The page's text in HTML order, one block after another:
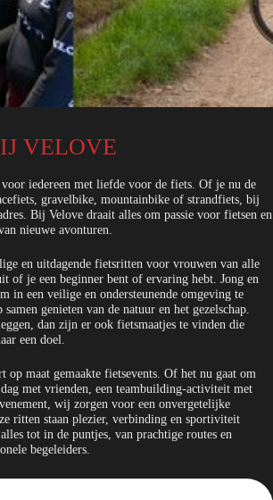
VELOVE
iedereen met liefde voor de fiets. Of je nu de
gravelbike, mountainbike of strandfiets, bij
Bij Velove draait alles om passie voor fietsen en
nieuwe avonturen.
en uitdagende fietsritten voor vrouwen van alle
of je een beginner bent of ervaring hebt. Jong en
in een veilige en ondersteunende omgeving te
genieten van de natuur en het gezelschap.
dan zijn er ook fietsmaatjes te vinden die
een doel.
op maat gemaakte fietsevents. Of het nu gaat om
met vrienden, een teambuilding-activiteit met
wij zorgen voor een onvergetelijke
ritten staan plezier, verbinding en sportiviteit
tot in de puntjes, van prachtige routes en
begeleiders.